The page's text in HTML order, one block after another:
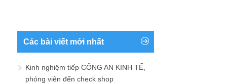
Các bài viết mới nhất
Kinh nghiệm tiếp CÔNG AN KINH TẾ,
phóng viên đến check shop